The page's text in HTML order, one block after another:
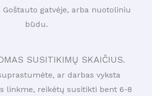
Goštauto gatvėje, arba nuotoliniu
būdu.
SUSITIKIMŲ SKAIČIUS.
ar darbas vyksta
linkme, reikėtų susitikti bent 6-8